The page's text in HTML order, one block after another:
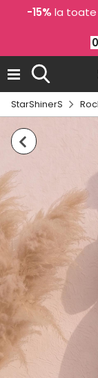
-15% la toate
0
StarShinerS